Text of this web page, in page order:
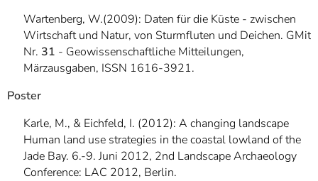
Wartenberg, W.(2009): Daten für die Küste - zwischen
Wirtschaft und Natur, von Sturmfluten und Deichen. GMit
Nr. 31 - Geowissenschaftliche Mitteilungen,
Märzausgaben, ISSN 1616-3921.
Poster
Karle, M., & Eichfeld, I. (2012): A changing landscape
Human land use strategies in the coastal lowland of the
Jade Bay. 6.-9. Juni 2012, 2nd Landscape Archaeology
Conference: LAC 2012, Berlin.